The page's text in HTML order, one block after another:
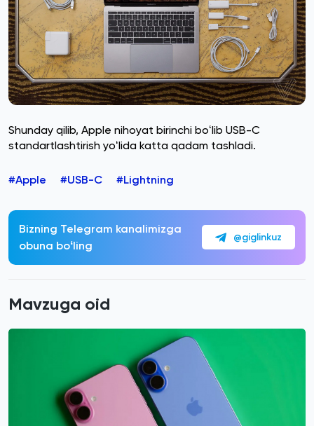
Shunday qilib, Apple nihoyat birinchi boʻlib USB-C
standartlashtirish yoʻlida katta qadam tashladi.
#Apple #USB-C #Lightning
Bizning Telegram kanalimizga
obuna boʻling
@giglinkuz
Mavzuga oid